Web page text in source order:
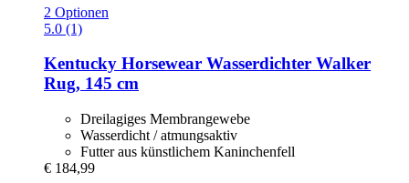
2 Optionen
5.0 (1)
Kentucky Horsewear Wasserdichter Walker
Rug, 145 cm
Dreilagiges Membrangewebe
Wasserdicht / atmungsaktiv
Futter aus künstlichem Kaninchenfell
€ 184,99